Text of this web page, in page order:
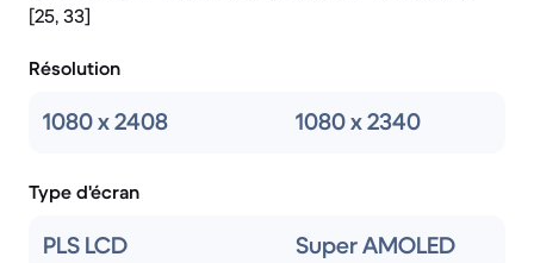
[25, 33]
Résolution
1080 x 2408 1080 x 2340
Type d'écran
PLS LCD Super AMOLED